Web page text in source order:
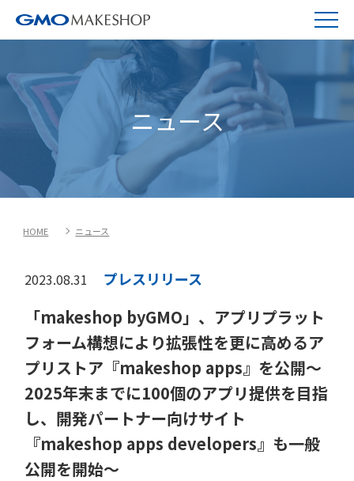
ニュース
HOME ニュース
2023.08.31 プレスリリース
「makeshop byGMO」、アプリプラット
フォーム構想により拡張性を更に高めるア
プリストア『makeshop apps』を公開～
2025年末までに100個のアプリ提供を目指
し、開発パートナー向けサイト
『makeshop apps developers』も一般
公開を開始～